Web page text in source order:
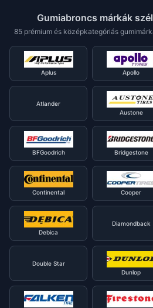
Gumiabroncs márkák
85 prémium és középkategóriás
Aplus Apollo
Atlander
Austone
BFGoodrich Bridgestone
Continental Cooper
Debica
Diamondback
Double Star
Dunlop